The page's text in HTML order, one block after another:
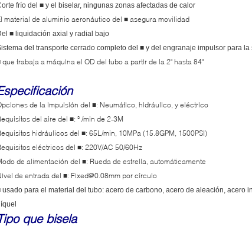
frío del ■ y el biselar, ningunas zonas afectadas de calor
material de aluminio aeronáutico del ■ asegura movilidad
■ liquidación axial y radial bajo
del transporte cerrado completo del ■ y del engranaje impulsor para
que trabaja a máquina el OD del tubo a partir de la 2" hasta 84"
de la impulsión del ■: Neumático, hidráulico, y eléctrico
del aire del ■: ³ /min de 2-3M
hidráulicos del ■: 65L/min, 10MPa (15.8GPM, 1500PSI)
eléctricos del ■: 220V/AC 50/60Hz
de alimentación del ■: Rueda de estrella, automáticamente
de entrada del ■: Fixed@0.08mm por círculo
usado para el material del tubo: acero de carbono, acero de aleación, acero
que bisela